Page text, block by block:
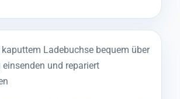
Ladebuchse bequem über
und repariert